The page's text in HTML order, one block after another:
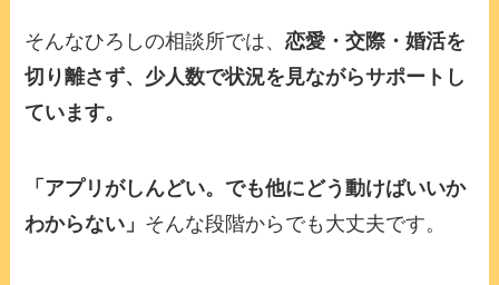
そんなひろしの相談所では、恋愛・交際・婚活を
切り離さず、少人数で状況を見ながらサポートし
ています。
「アプリがしんどい。でも他にどう動けばいいか
わからない」 そんな段階からでも大丈夫です。